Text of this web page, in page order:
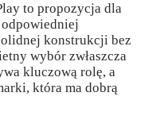
to propozycja dla
konstrukcji bez
wybór zwłaszcza
kluczową rolę, a
która ma dobrą